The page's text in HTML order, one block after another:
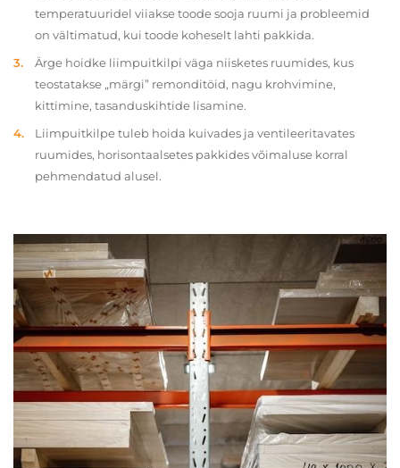
temperatuuridel viiakse toode sooja ruumi ja probleemid
on vältimatud, kui toode koheselt lahti pakkida.
Ärge hoidke liimpuitkilpi väga niisketes ruumides, kus
teostatakse „märgi” remonditöid, nagu krohvimine,
kittimine, tasanduskihtide lisamine.
Liimpuitkilpe tuleb hoida kuivades ja ventileeritavates
ruumides, horisontaalsetes pakkides võimaluse korral
pehmendatud alusel.